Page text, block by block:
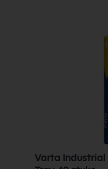
Varta Industrial